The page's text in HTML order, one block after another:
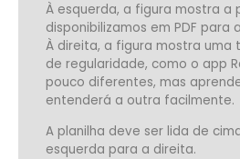
À esquerda, a figura mostra a
disponibilizamos em PDF para
À direita, a figura mostra uma
de regularidade, como o app
pouco diferentes, mas
entenderá a outra facilmente.
A planilha deve ser lida de
esquerda para a direita.